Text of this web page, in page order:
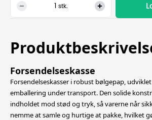
stk.
Forsendelseskasse
Forsendelseskasser i robust bølgepap,
emballering under transport. Den solide
indholdet mod stød og tryk, så varerne når
nemme at samle og hurtige at pakke, hvilket